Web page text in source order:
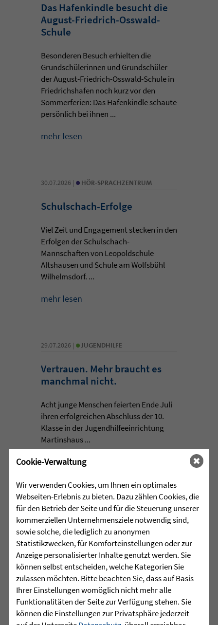
Das Hafenkindle besucht die
August-Friedrich-Osswald-
Schule
Besonderen Besuch erhielten die
Grundschülerinnen und Grundschüler
der August-Friedrich-Osswald-Schule in
Friedrichshafen noch kurz vor den
Sommerferien: Das Hafenkindle schaute
persönlich bei ihnen ...
mehr lesen
30.07.2026 | • HÖR-SPRACHZENTRUM
Schulschach-Erfolge
Viel Zeit und Engagement stecken in den
Erfolgen der Schulschach-
Mannschaften von Leopoldschule
Altshausen und Schule am Wolfsbühl
Wilhelmsdorf. ...
mehr lesen
29.07.2026 | • JUGENDHILFE
Vertrauen. Mehr braucht es
manchmal nicht.
Acht junge Menschen feierten Ende Juli
ihren erfolgreichen Abschluss der 10.
Klasse in der Jugendhilfeeinrichtung
Martinshaus ...
mehr lesen
29.07.2026 |• HÖR-SPRACHZENTRUM
Projektwoche „Aus alt mach
neu“ und 25 Jahre
Sprachheilschule Biberach
Im Mai stand an der Sprachheilschule
Biberach alles im Zeichen des Umwelt-
und Klimaschutzes. Unter dem Motto
„Aus alt mach neu“ beschäftigten sich
Cookie-Verwaltung
Wir verwenden Cookies, um Ihnen ein optimales
Webseiten-Erlebnis zu bieten. Dazu zählen Cookies, die
für den Betrieb der Seite und für die Steuerung unserer
kommerziellen Unternehmensziele notwendig sind,
sowie solche, die lediglich zu anonymen
Statistikzwecken, für Komforteinstellungen oder zur
Anzeige personalisierter Inhalte genutzt werden. Sie
können selbst entscheiden, welche Kategorien Sie
zulassen möchten. Bitte beachten Sie, dass auf Basis
Ihrer Einstellungen womöglich nicht mehr alle
Funktionalitäten der Seite zur Verfügung stehen. Sie
können die Einstellungen zur Privatsphäre jederzeit